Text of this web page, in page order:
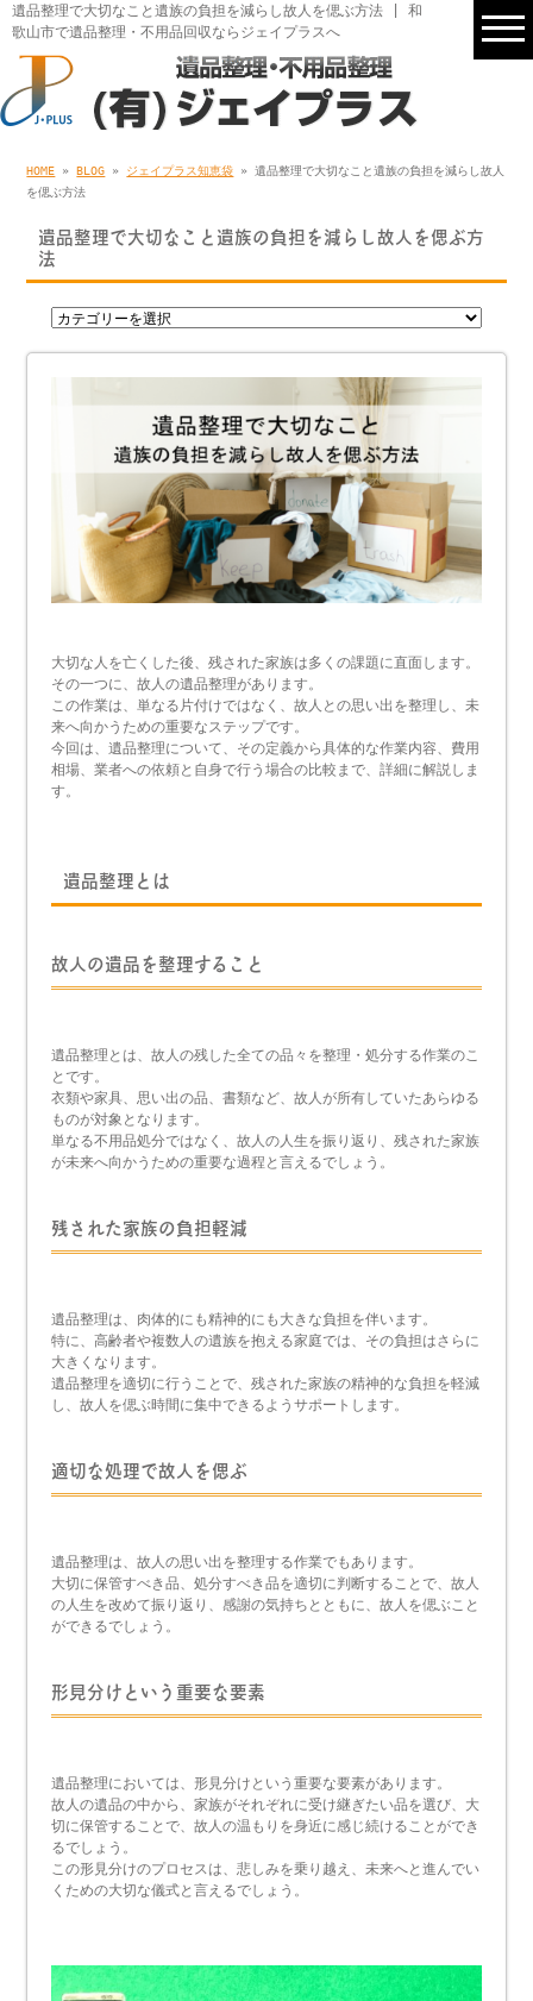
遺品整理で大切なこと遺族の負担を減らし故人を偲ぶ方法 | 和
歌山市で遺品整理・不用品回収ならジェイプラスへ
HOME »BLOG » ジェイプラス知恵袋 » 遺品整理で大切なこと遺族の負担を減らし故人
を偲ぶ方法
遺品整理で大切なこと遺族の負担を減らし故人を偲ぶ方
法
大切な人を亡くした後、残された家族は多くの課題に直面します。
その一つに、故人の遺品整理があります。
この作業は、単なる片付けではなく、故人との思い出を整理し、未
来へ向かうための重要なステップです。
今回は、遺品整理について、その定義から具体的な作業内容、費用
相場、業者への依頼と自身で行う場合の比較まで、詳細に解説しま
す。
遺品整理とは
故人の遺品を整理すること
遺品整理とは、故人の残した全ての品々を整理・処分する作業のこ
とです。
衣類や家具、思い出の品、書類など、故人が所有していたあらゆる
ものが対象となります。
単なる不用品処分ではなく、故人の人生を振り返り、残された家族
が未来へ向かうための重要な過程と言えるでしょう。
残された家族の負担軽減
遺品整理は、肉体的にも精神的にも大きな負担を伴います。
特に、高齢者や複数人の遺族を抱える家庭では、その負担はさらに
大きくなります。
遺品整理を適切に行うことで、残された家族の精神的な負担を軽減
し、故人を偲ぶ時間に集中できるようサポートします。
適切な処理で故人を偲ぶ
遺品整理は、故人の思い出を整理する作業でもあります。
大切に保管すべき品、処分すべき品を適切に判断することで、故人
の人生を改めて振り返り、感謝の気持ちとともに、故人を偲ぶこと
ができるでしょう。
形見分けという重要な要素
遺品整理においては、形見分けという重要な要素があります。
故人の遺品の中から、家族がそれぞれに受け継ぎたい品を選び、大
切に保管することで、故人の温もりを身近に感じ続けることができ
るでしょう。
この形見分けのプロセスは、悲しみを乗り越え、未来へと進んでい
くための大切な儀式と言えるでしょう。